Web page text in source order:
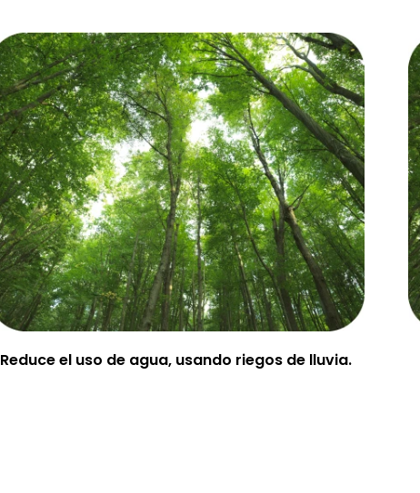
Reduce el uso de agua, usando riegos de lluvia.